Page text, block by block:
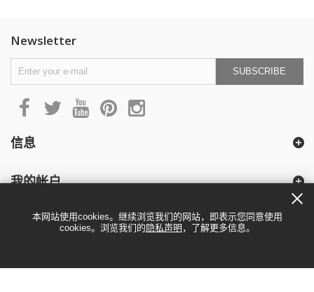
Newsletter
SUBSCRIBE
信息
我的帐户
本网站使用cookies。继续浏览我们的网站，即表示您同意使用
cookies。浏览我们的 隐私声明 ，了解更多信息。